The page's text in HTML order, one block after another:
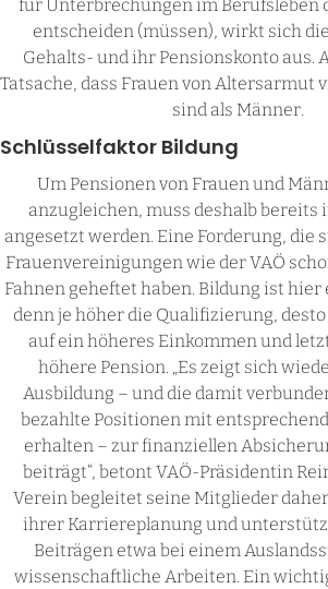
für Unterbrechungen im Berufsleben
entscheiden (müssen), wirkt sich
Gehalts- und ihr Pensionskonto aus.
Tatsache, dass Frauen von Altersarmut
sind als Männer.
Schlüsselfaktor Bildung
Um Pensionen von Frauen und
anzugleichen, muss deshalb bereits
angesetzt werden. Eine Forderung, die
Frauenvereinigungen wie der VAÖ
Fahnen geheftet haben. Bildung ist
denn je höher die Qualifizierung,
auf ein höheres Einkommen und
höhere Pension. „Es zeigt sich
Ausbildung – und die damit
bezahlte Positionen mit
erhalten – zur finanziellen
beiträgt“, betont VAÖ-Präsidentin
Verein begleitet seine Mitglieder
ihrer Karriereplanung und
Beiträgen etwa bei einem
wissenschaftliche Arbeiten. Ein